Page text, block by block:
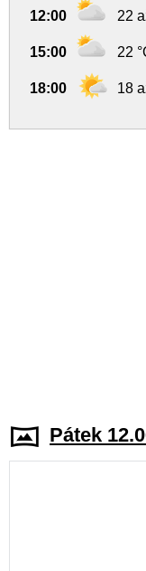
12:00 22
15:00 22
18:00 18
Pátek